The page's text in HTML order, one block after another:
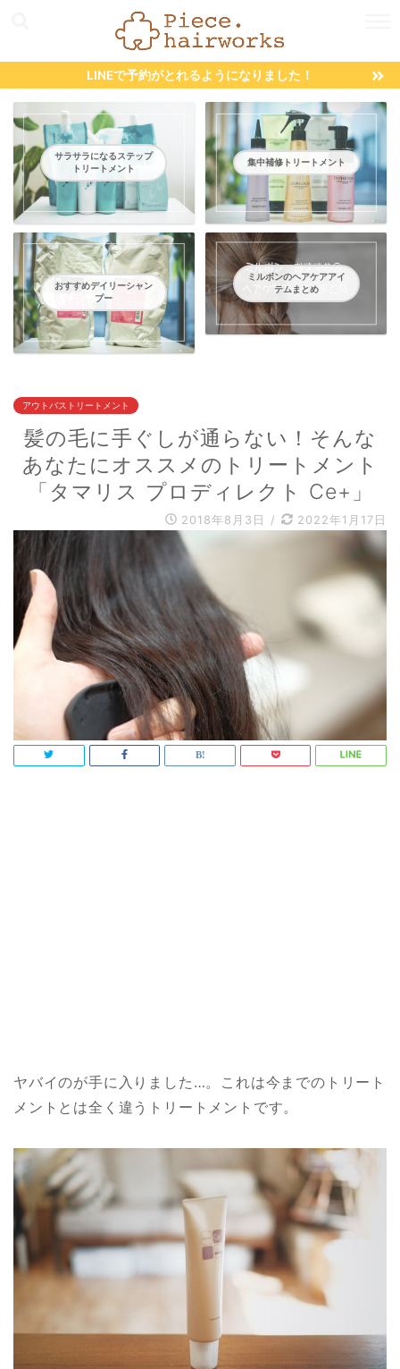
LINEで予約がとれるようになりました！
サラサラになるステップ
トリートメント
集中補修トリートメント
おすすめデイリーシャン
プー
ミルボンのヘアケアアイ
テムまとめ
アウトバストリートメント
髪の毛に手ぐしが通らない！そんな
あなたにオススメのトリートメント
「タマリス プロディレクト Ce+」
2018年8月3日 / 2022年1月17日
ヤバイのが手に入りました…。これは今までのトリート
メントとは全く違うトリートメントです。